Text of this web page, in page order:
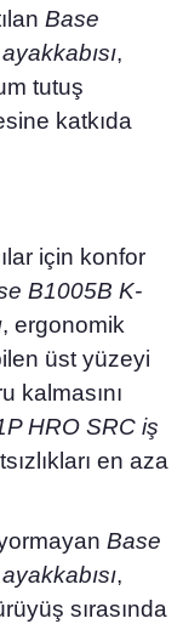
Base
,
tutuş
katkıda
için konfor
B1005B K-
, ergonomik
üst yüzeyi
kalmasını
HRO SRC iş
en aza
Base
,
sırasında